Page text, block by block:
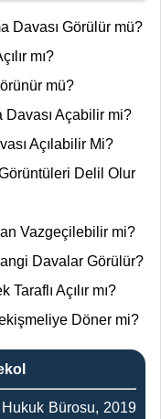
Davası Görülür mü?
mı?
mü?
Davası Açabilir mi?
Açılabilir Mi?
Delil Olur
Vazgeçilebilir mi?
Davalar Görülür?
Açılır mı?
Döner mi?
Bürosu, 2019